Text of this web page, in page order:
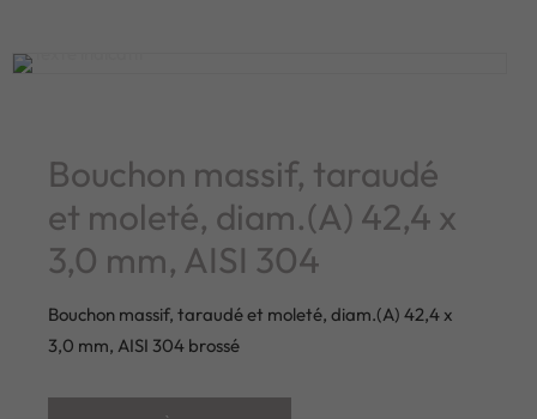
Bouchon massif, taraudé
et moleté, diam.(A) 42,4 x
3,0 mm, AISI 304
Bouchon massif, taraudé et moleté, diam.(A) 42,4 x
3,0 mm, AISI 304 brossé